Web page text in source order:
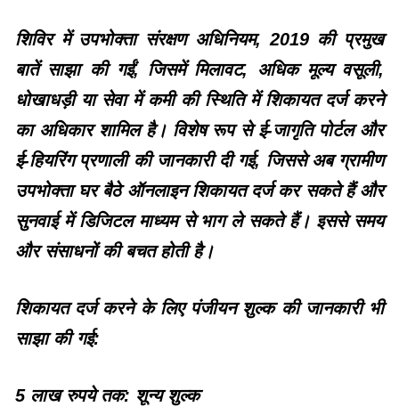
शिविर में उपभोक्ता संरक्षण अधिनियम, 2019 की प्रमुख
बातें साझा की गईं, जिसमें मिलावट, अधिक मूल्य वसूली,
धोखाधड़ी या सेवा में कमी की स्थिति में शिकायत दर्ज करने
का अधिकार शामिल है। विशेष रूप से ई-जागृति पोर्टल और
ई-हियरिंग प्रणाली की जानकारी दी गई, जिससे अब ग्रामीण
उपभोक्ता घर बैठे ऑनलाइन शिकायत दर्ज कर सकते हैं और
सुनवाई में डिजिटल माध्यम से भाग ले सकते हैं। इससे समय
और संसाधनों की बचत होती है।
शिकायत दर्ज करने के लिए पंजीयन शुल्क की जानकारी भी
साझा की गई:
5 लाख रुपये तक: शून्य शुल्क